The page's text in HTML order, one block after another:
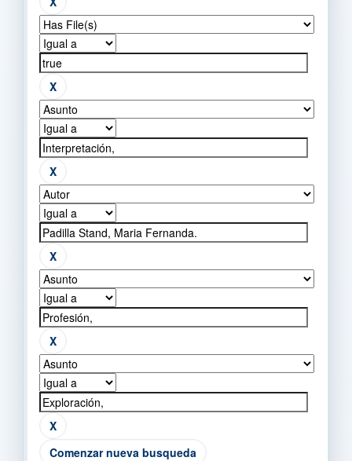
Comenzar nueva busqueda